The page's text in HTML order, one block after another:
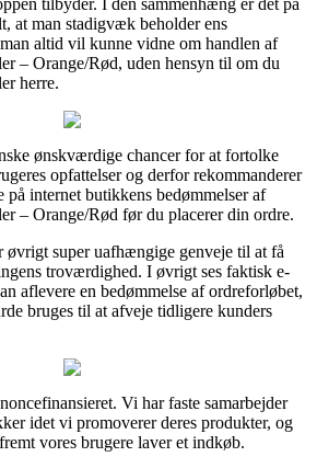
at man stadigvæk beholder ens
altid vil kunne vidne om handlen af
– Orange/Rød, uden hensyn til om du
herre.
ønskværdige chancer for at fortolke
opfattelser og derfor rekommanderer
internet butikkens bedømmelser af
– Orange/Rød før du placerer din ordre.
øvrigt super uafhængige genveje til at få
troværdighed. I øvrigt ses faktisk e-
aflevere en bedømmelse af ordreforløbet,
bruges til at afveje tidligere kunders
Vi har faste samarbejder
idet vi promoverer deres produkter, og
vores brugere laver et indkøb.